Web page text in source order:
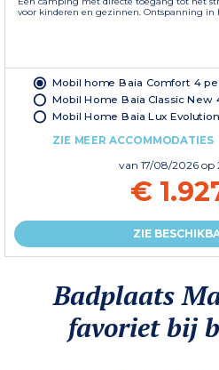
voor kinderen en gezinnen. Ontspanning in
Mobil home Baia Comfort 4
Mobil Home Baia Classic New
Mobil Home Baia Lux
ZIE MEER ACCOMMODATIES
van 17/08/2026 op
€
ZIE
Badplaats
favoriet bij